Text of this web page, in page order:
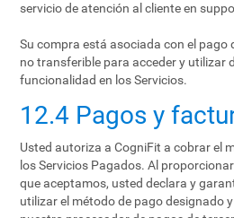
servicio de atención al cliente en
Su compra está asociada con el pago
no transferible para acceder y utilizar
funcionalidad en los Servicios.
12.4 Pagos y
Usted autoriza a CogniFit a cobrar el
los Servicios Pagados. Al
que aceptamos, usted declara y
utilizar el método de pago designado